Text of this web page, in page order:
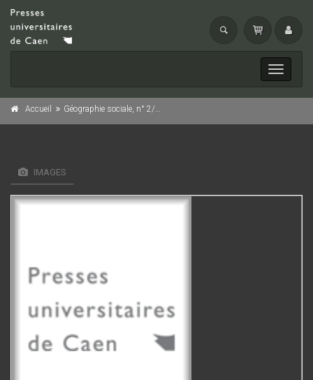
Toggle
Accueil Géographie sociale, n° 2/1985
IMAGES